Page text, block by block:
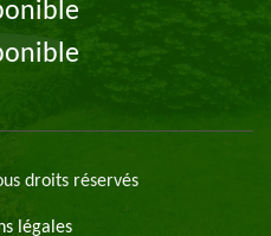
droits réservés
légales